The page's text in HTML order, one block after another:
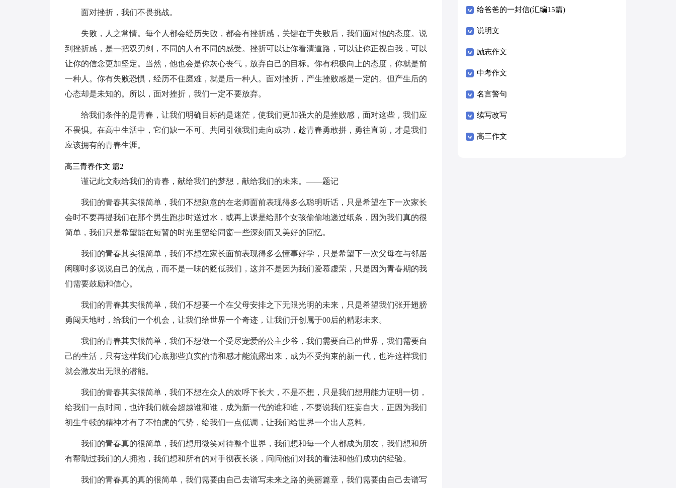
面对挫折，我们不畏挑战。
失败，人之常情。每个人都会经历失败，都会有挫折感，关键在于失败后，我们面对他的态度。说
到挫折感，是一把双刃剑，不同的人有不同的感受。挫折可以让你看清道路，可以让你正视自我，可以
让你的信念更加坚定。当然，他也会是你灰心丧气，放弃自己的目标。你有积极向上的态度，你就是前
一种人。你有失败恐惧，经历不住磨难，就是后一种人。面对挫折，产生挫败感是一定的。但产生后的
心态却是未知的。所以，面对挫折，我们一定不要放弃。
给我们条件的是青春，让我们明确目标的是迷茫，使我们更加强大的是挫败感，面对这些，我们应
不畏惧。在高中生活中，它们缺一不可。共同引领我们走向成功，趁青春勇敢拼，勇往直前，才是我们
应该拥有的青春生涯。
高三青春作文 篇2
谨记此文献给我们的青春，献给我们的梦想，献给我们的未来。——题记
我们的青春其实很简单，我们不想刻意的在老师面前表现得多么聪明听话，只是希望在下一次家长
会时不要再提我们在那个男生跑步时送过水，或再上课是给那个女孩偷偷地递过纸条，因为我们真的很
简单，我们只是希望能在短暂的时光里留给同窗一些深刻而又美好的回忆。
我们的青春其实很简单，我们不想在家长面前表现得多么懂事好学，只是希望下一次父母在与邻居
闲聊时多说说自己的优点，而不是一味的贬低我们，这并不是因为我们爱慕虚荣，只是因为青春期的我
们需要鼓励和信心。
我们的青春其实很简单，我们不想要一个在父母安排之下无限光明的未来，只是希望我们张开翅膀
勇闯天地时，给我们一个机会，让我们给世界一个奇迹，让我们开创属于00后的精彩未来。
我们的青春其实很简单，我们不想做一个受尽宠爱的公主少爷，我们需要自己的世界，我们需要自
己的生活，只有这样我们心底那些真实的情和感才能流露出来，成为不受拘束的新一代，也许这样我们
就会激发出无限的潜能。
我们的青春其实很简单，我们不想在众人的欢呼下长大，不是不想，只是我们想用能力证明一切，
给我们一点时间，也许我们就会超越谁和谁，成为新一代的谁和谁，不要说我们狂妄自大，正因为我们
初生牛犊的精神才有了不怕虎的气势，给我们一点低调，让我们给世界一个出人意料。
我们的青春真的很简单，我们想用微笑对待整个世界，我们想和每一个人都成为朋友，我们想和所
有帮助过我们的人拥抱，我们想和所有的对手彻夜长谈，问问他们对我的看法和他们成功的经验。
我们的青春真的真的很简单，我们需要由自己去谱写未来之路的美丽篇章，我们需要由自己去谱写
给爸爸的一封信(汇编15篇)
说明文
励志作文
中考作文
名言警句
续写改写
高三作文